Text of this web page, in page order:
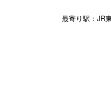
最寄り駅：JR